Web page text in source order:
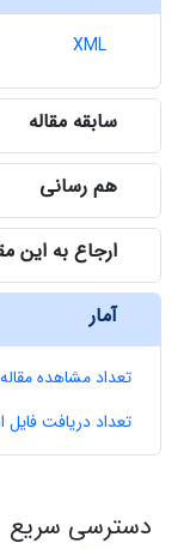
XML
سابقه مقاله
هم رسانی
ارجاع به این
آمار
تعداد مشاهده مقاله
تعداد دریافت فایل
دسترسی سریع